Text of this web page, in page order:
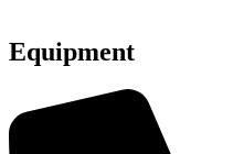
Equipment